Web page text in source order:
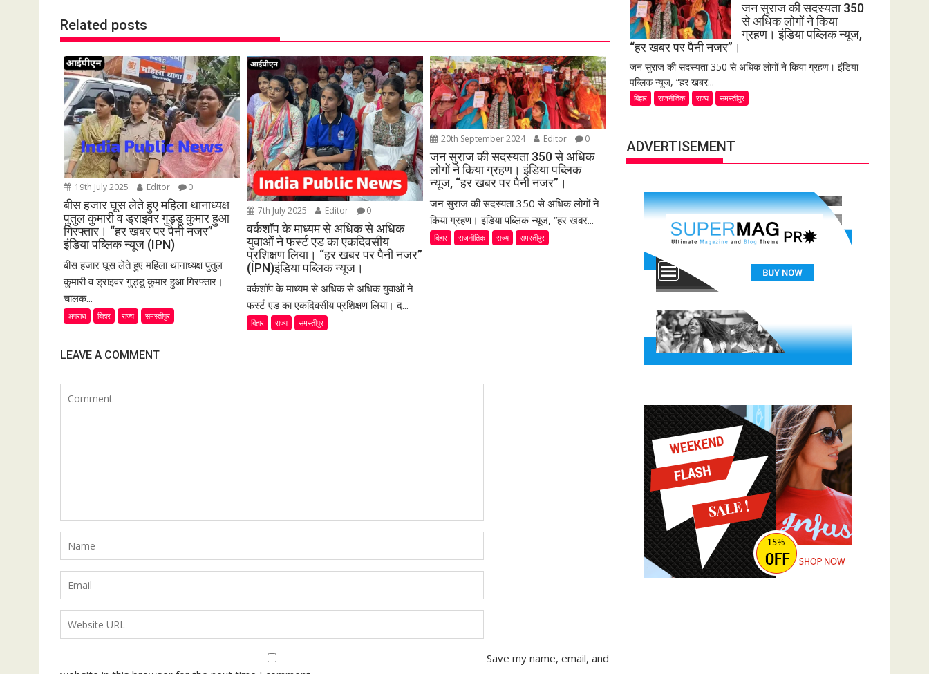
n
a
v
i
g
a
t
i
o
n
Related posts
19th July 2025 Editor 0
बीस हजार घूस लेते हुए महिला थानाध्यक्ष
पुतुल कुमारी व ड्राइवर गुड्डू कुमार हुआ
गिरफ्तार। “हर खबर पर पैनी नजर”
इंडिया पब्लिक न्यूज (IPN)
बीस हजार घूस लेते हुए महिला थानाध्यक्ष पुतुल
कुमारी व ड्राइवर गुड्डू कुमार हुआ गिरफ्तार।
चालक...
अपराध बिहार राज्य समस्तीपुर
7th July 2025 Editor 0
वर्कशॉप के माध्यम से अधिक से अधिक
युवाओं ने फर्स्ट एड का एकदिवसीय
प्रशिक्षण लिया। “हर खबर पर पैनी नजर”
(IPN)इंडिया पब्लिक न्यूज।
वर्कशॉप के माध्यम से अधिक से अधिक युवाओं ने
फर्स्ट एड का एकदिवसीय प्रशिक्षण लिया। द...
बिहार राज्य समस्तीपुर
20th September 2024 Editor 0
जन सुराज की सदस्यता 350 से अधिक
लोगों ने किया ग्रहण। इंडिया पब्लिक
न्यूज, “हर खबर पर पैनी नजर”।
जन सुराज की सदस्यता 350 से अधिक लोगों ने
किया ग्रहण। इंडिया पब्लिक न्यूज, “हर खबर...
बिहार राजनीतिक राज्य समस्तीपुर
LEAVE A COMMENT
Save my name, email, and
जन सुराज की सदस्यता 350
से अधिक लोगों ने किया
ग्रहण। इंडिया पब्लिक न्यूज,
“हर खबर पर पैनी नजर”।
जन सुराज की सदस्यता 350 से अधिक लोगों ने किया ग्रहण। इंडिया
पब्लिक न्यूज, “हर खबर...
बिहार राजनीतिक राज्य समस्तीपुर
ADVERTISEMENT